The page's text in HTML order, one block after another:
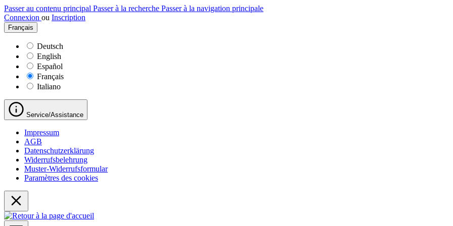
Passer au contenu principal Passer à la recherche Passer à la navigation principale
Connexion ou Inscription
Français
Deutsch
English
Español
Français
Italiano
Service/Assistance
Impressum
AGB
Datenschutzerklärung
Widerrufsbelehrung
Muster-Widerrufsformular
Paramètres des cookies